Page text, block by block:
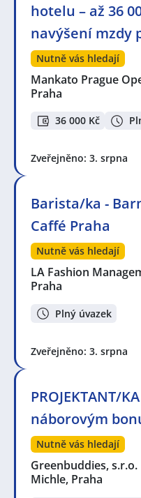
hotelu – až 36
navýšení mzdy
Nutně vás hledají
Mankato Prague
Praha
36 000 Kč
Zveřejněno: 3. srpna
Barista/ka -
Caffé Praha
Nutně vás hledají
LA Fashion
Praha
Plný úvazek
Zveřejněno: 3. srpna
PROJEKTANT/
náborovým
Nutně vás hledají
Greenbuddies, s.r.o.
Michle, Praha